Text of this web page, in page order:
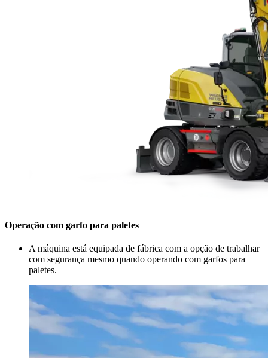
Operação com garfo para paletes
A máquina está equipada de fábrica com a opção de trabalhar
com segurança mesmo quando operando com garfos para
paletes.